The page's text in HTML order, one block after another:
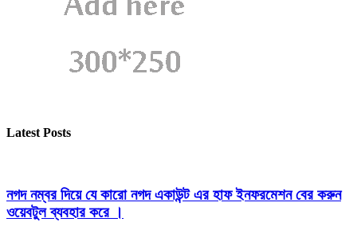
Latest Posts
নগদ নম্বর দিয়ে যে কারো নগদ একাউন্ট এর হাফ ইনফরমেশন বের করুন
ওয়েবটুল ব্যবহার করে ।